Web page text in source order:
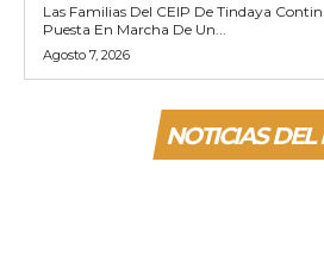
Las Familias Del CEIP De Tindaya
Puesta En Marcha De Un...
Agosto 7, 2026
NOTICIAS DEL